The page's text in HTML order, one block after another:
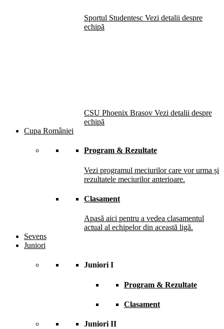
Sportul Studentesc Vezi detalii despre
echipă
CSU Phoenix Brasov Vezi detalii despre
echipă
Cupa României
Program & Rezultate
Vezi programul meciurilor care vor urma și
rezultatele meciurilor anterioare.
Clasament
Apasă aici pentru a vedea clasamentul
actual al echipelor din această ligă.
Sevens
Juniori
Juniori I
Program & Rezultate
Clasament
Juniori II